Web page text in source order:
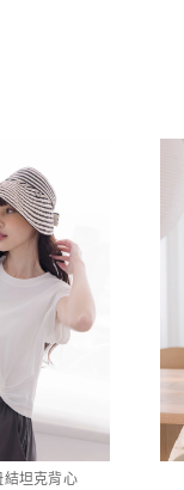
坦克背心